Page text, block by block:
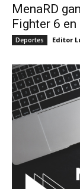
MenaRD
Fighter 6
Deportes Editor